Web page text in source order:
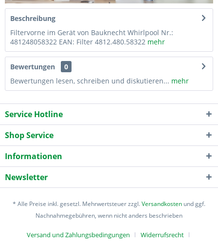
Beschreibung
Filtervorne im Gerät von Bauknecht Whirlpool Nr.:
481248058322 EAN: Filter 4812.480.58322 mehr
Bewertungen
0
Bewertungen lesen, schreiben und diskutieren... mehr
Service Hotline
Shop Service
Informationen
Newsletter
* Alle Preise inkl. gesetzl. Mehrwertsteuer zzgl.Versandkosten und ggf.
Nachnahmegebühren, wenn nicht anders beschrieben
Versand und Zahlungsbedingungen Widerrufsrecht